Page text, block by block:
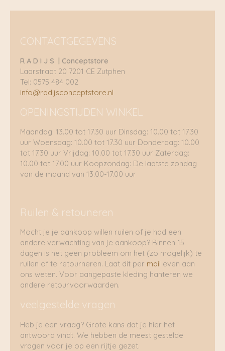
CONTACTGEGEVENS
R A D I J S | Conceptstore
Laarstraat 20 7201 CE Zutphen
Tel: 0575 484 002
info@radijsconceptstore.nl
OPENINGSTIJDEN WINKEL
Maandag: 13.00 tot 17.30 uur Dinsdag: 10.00 tot 17.30
uur Woensdag: 10.00 tot 17.30 uur Donderdag: 10.00
tot 17.30 uur Vrijdag: 10.00 tot 17.30 uur Zaterdag:
10.00 tot 17.00 uur Koopzondag: De laatste zondag
van de maand van 13.00-17.00 uur
Ruilen & retouneren
Mocht je je aankoop willen ruilen of je had een
andere verwachting van je aankoop? Binnen 15
dagen is het geen probleem om het (zo mogelijk) te
ruilen of te retourneren. Laat dit per mail even aan
ons weten. Voor aangepaste kleding hanteren we
andere retourvoorwaarden.
veelgestelde vragen
Heb je een vraag? Grote kans dat je hier het
antwoord vindt. We hebben de meest gestelde
vragen voor je op een rijtje gezet.